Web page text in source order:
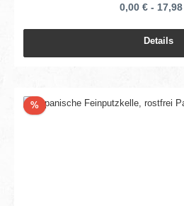
0,00 € -
Details
%Rabatt